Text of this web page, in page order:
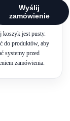
Wyślij
zamówienie
koszyk jest pusty.
do produktów, aby
systemy przed
zamówienia.